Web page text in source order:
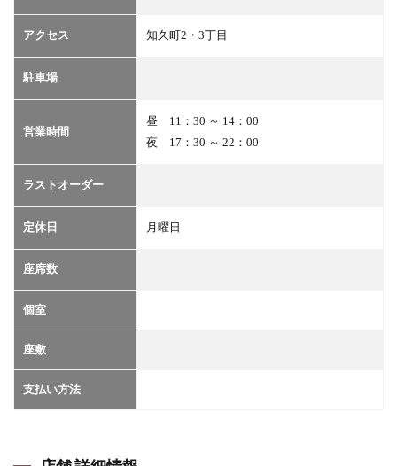
せ
5
クー
ポン
アクセス 知久町2・3丁目
駐車場
営業時間
昼 11：30 ～ 14：00
夜 17：30 ～ 22：00
ラストオーダー
定休日 月曜日
座席数
個室
座敷
支払い方法